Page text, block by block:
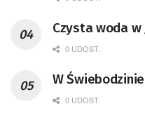
Czysta woda
0 UDOST.
W
0 UDOST.